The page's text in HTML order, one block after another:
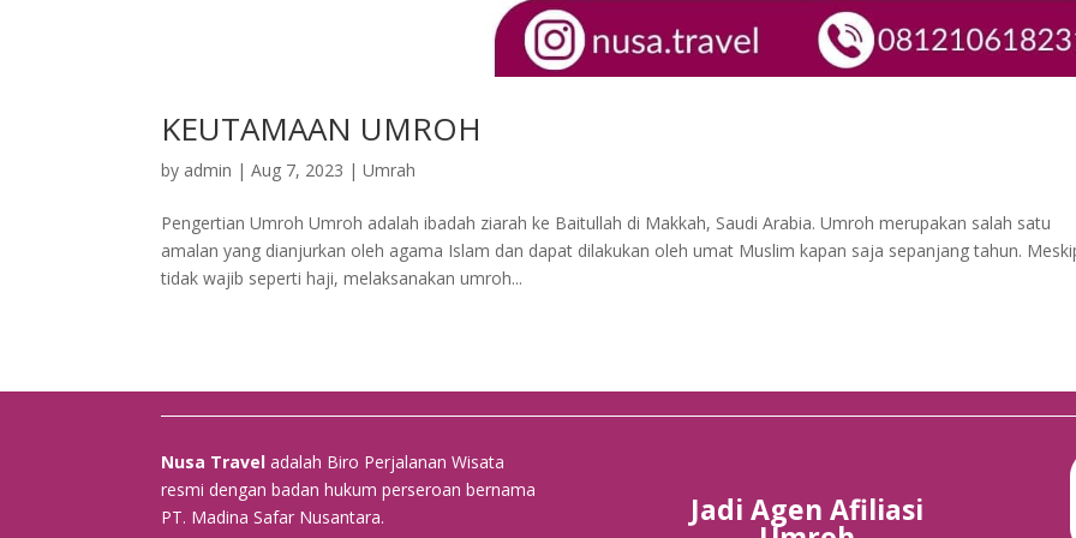
KEUTAMAAN UMROH
by admin |Aug 7, 2023 |Umrah
Pengertian Umroh Umroh adalah ibadah ziarah ke Baitullah di Makkah, Saudi Arabia. Umroh merupakan salah satu
amalan yang dianjurkan oleh agama Islam dan dapat dilakukan oleh umat Muslim kapan saja sepanjang tahun.
tidak wajib seperti haji, melaksanakan umroh...
Nusa Travel adalah Biro Perjalanan Wisata
resmi dengan badan hukum perseroan bernama
PT. Madina Safar Nusantara.
Jadi Agen Afiliasi